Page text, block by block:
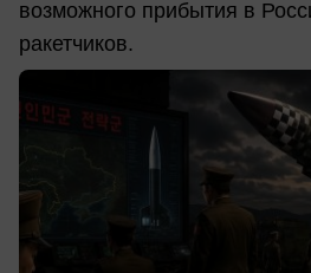
возможного прибытия в
ракетчиков.